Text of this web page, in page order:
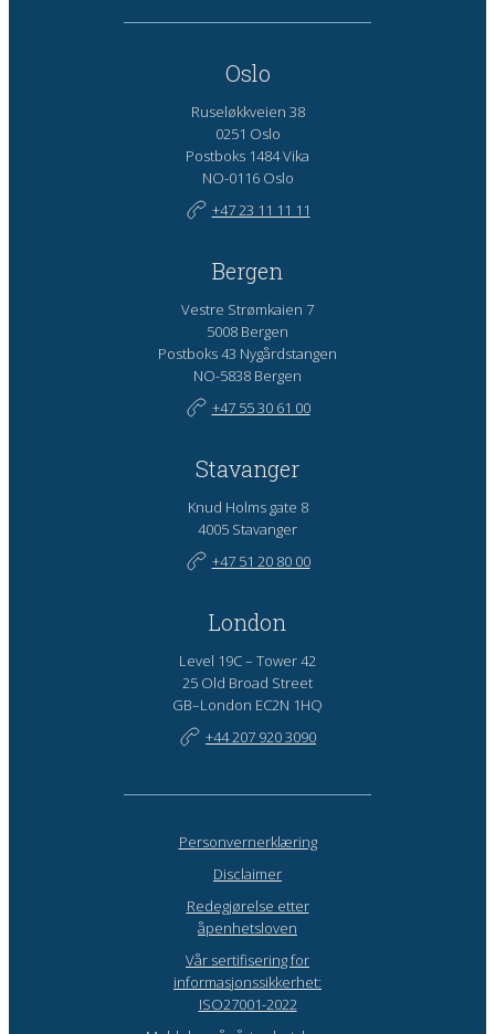
Oslo
Ruseløkkveien 38
0251 Oslo
Postboks 1484 Vika
NO-0116 Oslo
+47 23 11 11 11
Bergen
Vestre Strømkaien 7
5008 Bergen
Postboks 43 Nygårdstangen
NO-5838 Bergen
+47 55 30 61 00
Stavanger
Knud Holms gate 8
4005 Stavanger
+47 51 20 80 00
London
Level 19C – Tower 42
25 Old Broad Street
GB–London EC2N 1HQ
+44 207 920 3090
Personvernerklæring
Disclaimer
Redegjørelse etter
åpenhetsloven
Vår sertifisering for
informasjonssikkerhet:
ISO27001-2022